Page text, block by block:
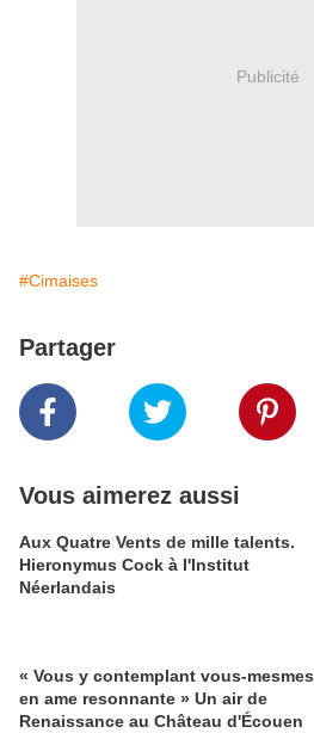
Publicité
#Cimaises
Partager
Vous aimerez aussi
Aux Quatre Vents de mille talents.
Hieronymus Cock à l'Institut
Néerlandais
« Vous y contemplant vous-mesmes
en ame resonnante » Un air de
Renaissance au Château d'Écouen